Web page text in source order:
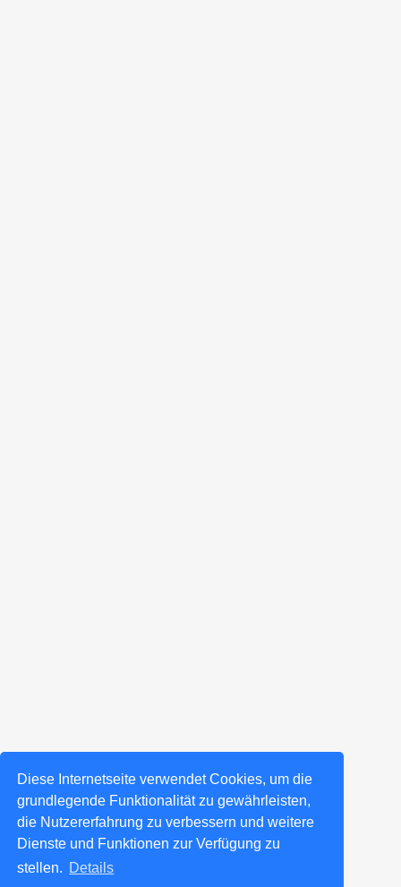
Diese Internetseite verwendet Cookies, um die
grundlegende Funktionalität zu gewährleisten,
die Nutzererfahrung zu verbessern und weitere
Dienste und Funktionen zur Verfügung zu
stellen. Details